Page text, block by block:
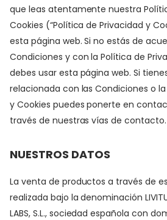
que leas atentamente nuestra
Cookies (“Política de Privacidad y
esta página web. Si no estás de
Condiciones y con la Política de
debes usar esta página web. Si
relacionada con las Condiciones o
y Cookies puedes ponerte en
través de nuestras vías de contacto.
NUESTROS DATOS
La venta de productos a través de
realizada bajo la denominación
LABS, S.L., sociedad española con